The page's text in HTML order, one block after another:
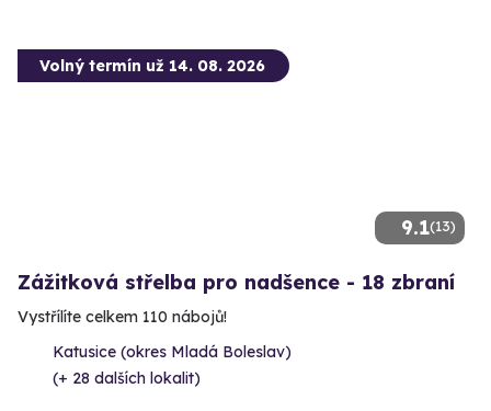
9.1(13)
Volný termín už 14. 08. 2026
Zážitková střelba pro nadšence - 18 zbraní
Vystřílíte celkem 110 nábojů!
Katusice (okres Mladá Boleslav)
(+ 28 dalších lokalit)